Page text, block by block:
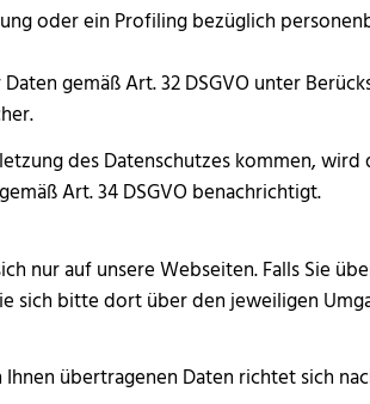
oder ein Profiling bezüglich
gemäß Art. 32 DSGVO unter
des Datenschutzes kommen,
Art. 34 DSGVO benachrichtigt.
nur auf unsere Webseiten. Falls Sie
sich bitte dort über den jeweiligen
übertragenen Daten richtet sich